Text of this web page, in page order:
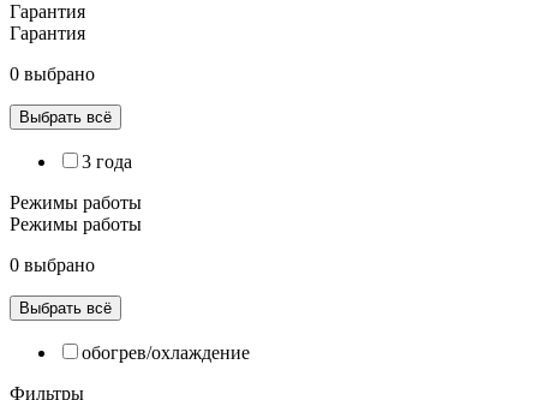
Гарантия
Гарантия
0 выбрано
Выбрать всё
3 года
Режимы работы
Режимы работы
0 выбрано
Выбрать всё
обогрев/охлаждение
Фильтры